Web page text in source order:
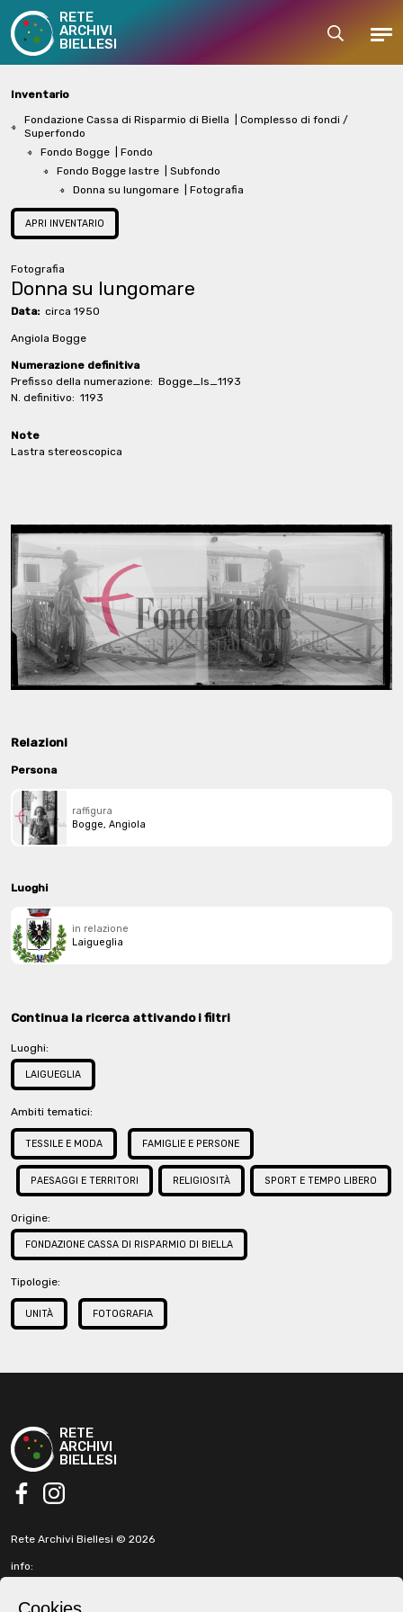
RETE
ARCHIVI
BIELLESI
Cerca
Inventario
Fondazione Cassa di Risparmio di Biella
| Complesso di fondi /
Superfondo
Fondo Bogge
| Fondo
Fondo Bogge lastre
| Subfondo
Donna su lungomare
| Fotografia
APRI INVENTARIO
Fotografia
Donna su lungomare
Data: circa 1950
Angiola Bogge
Numerazione definitiva
Prefisso della numerazione: Bogge_ls_1193
N. definitivo: 1193
Note
Lastra stereoscopica
Relazioni
Persona
raffigura
Bogge, Angiola
Luoghi
in relazione
Laigueglia
Continua la ricerca attivando i filtri
Luoghi:
LAIGUEGLIA
Ambiti tematici:
TESSILE E MODA FAMIGLIE E PERSONE
PAESAGGI E TERRITORI RELIGIOSITÀ SPORT E TEMPO LIBERO
Origine:
FONDAZIONE CASSA DI RISPARMIO DI BIELLA
Tipologie:
UNITÀ FOTOGRAFIA
RETE
ARCHIVI
BIELLESI
Rete Archivi Biellesi © 2026
info:
fabbricadellaruota@gmail.com